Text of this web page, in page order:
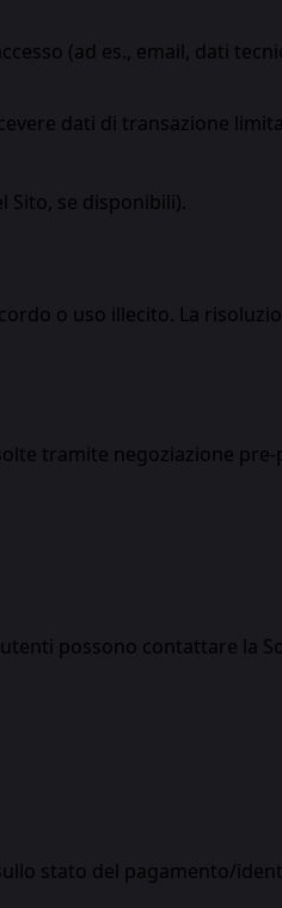
(ad es., email, dati
dati di transazione
se disponibili).
o uso illecito. La
tramite negoziazione
possono contattare la
stato del pagamento/